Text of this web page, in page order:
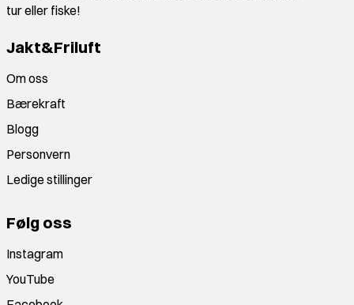
tur eller fiske!
Jakt&Friluft
Om oss
Bærekraft
Blogg
Personvern
Ledige stillinger
Følg oss
Instagram
YouTube